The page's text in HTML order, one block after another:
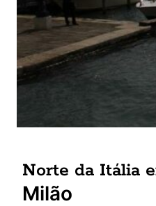
Norte da Itália
Milão